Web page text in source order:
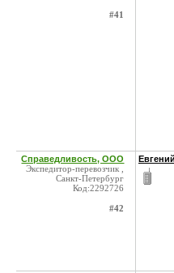
#41
Справедливость, ООО
Экспедитор-перевозчик ,
Санкт-Петербург
Код:2292726
#42
Евгений